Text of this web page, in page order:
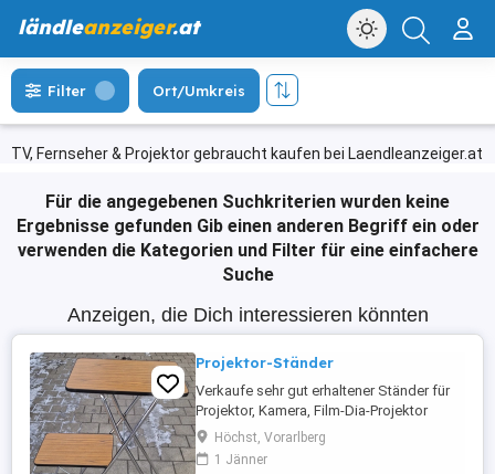
ländleanzeiger.at
TV, Fernseher & Projektor gebraucht kaufen bei Laendleanzeiger.at
Filter Ort/Umkreis
Für die angegebenen Suchkriterien wurden keine
Ergebnisse gefunden Gib einen anderen Begriff ein oder
verwenden die Kategorien und Filter für eine einfachere
Suche
Anzeigen, die Dich interessieren könnten
Projektor-Ständer
Verkaufe sehr gut erhaltener Ständer für
Projektor, Kamera, Film-Dia-Projektor
Höchst, Vorarlberg
1 Jänner